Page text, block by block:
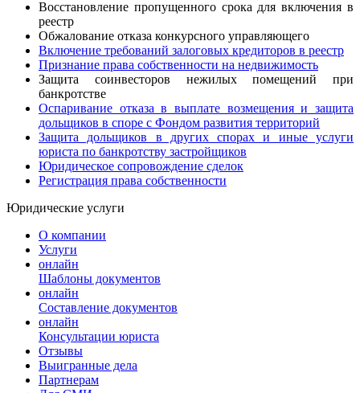
Восстановление пропущенного срока для включения в
реестр
Обжалование отказа конкурсного управляющего
Включение требований залоговых кредиторов в реестр
Признание права собственности на недвижимость
Защита соинвесторов нежилых помещений при
банкротстве
Оспаривание отказа в выплате возмещения и защита
дольщиков в споре с Фондом развития территорий
Защита дольщиков в других спорах и иные услуги
юриста по банкротству застройщиков
Юридическое сопровождение сделок
Регистрация права собственности
Юридические услуги
О компании
Услуги
онлайн
Шаблоны документов
онлайн
Составление документов
онлайн
Консультации юриста
Отзывы
Выигранные дела
Партнерам